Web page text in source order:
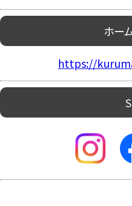
ホー
https://